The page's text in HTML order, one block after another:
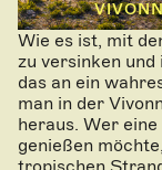
Wie es ist, mit
zu versinken
das an ein
man in der
heraus. Wer
genießen